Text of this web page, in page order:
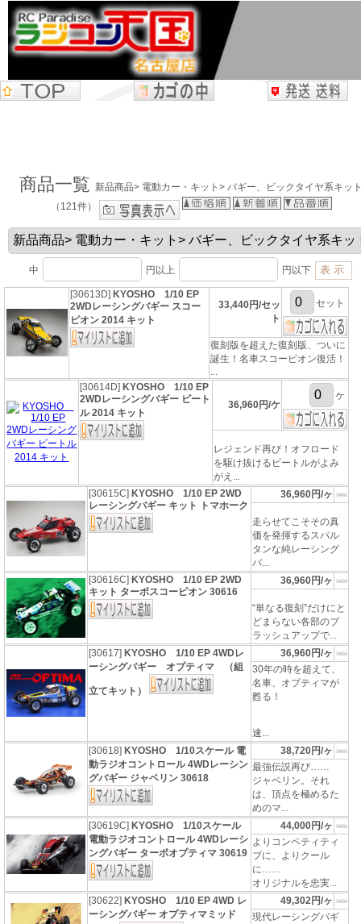
商品一覧 新品商品> 電動カー・キット> バギー、ビックタイヤ系キッ
（121件）
中 円以上 円以下
[30613D] KYOSHO 1/10 EP
2WDレーシングバギー スコー
ピオン 2014 キット
33,440円/セッ
ト
セット
復刻版を超えた復刻版、ついに
誕生！名車スコーピオン復活！
...
[30614D] KYOSHO 1/10 EP
2WDレーシングバギー ビート
ル 2014 キット
36,960円/ケ
ケ
レジェンド再び！オフロード
を駆け抜けるビートルがよみ
がえ...
[30615C] KYOSHO 1/10 EP 2WD
レーシングバギー キット トマホーク
36,960円/ヶ
走らせてこそその真
価を発揮するスパル
タンな純レーシング
バ...
[30616C] KYOSHO 1/10 EP 2WD
キット ターボスコーピオン 30616
36,960円/ヶ
“単なる復刻”だけにと
どまらない各部のブ
ラッシュアップで...
[30617] KYOSHO 1/10 EP 4WDレ
ーシングバギー オプティマ （組
立てキット）
36,960円/ヶ
30年の時を超えて、
名車、オプティマが
甦る！
速...
[30618] KYOSHO 1/10スケール 電
動ラジオコントロール 4WDレーシン
グバギー ジャベリン 30618
38,720円/ヶ
最強伝説再び……
ジャベリン。それ
は、頂点を極めるた
めのマ...
[30619C] KYOSHO 1/10スケール
電動ラジオコントロール 4WDレーシ
ングバギー ターボオプティマ 30619
44,000円/ヶ
よりコンペティティ
ブに、よりクール
に……
オリジナルを忠実...
[30622] KYOSHO 1/10 EP 4WD レ
ーシングバギー オプティマミッド
49,302円/ヶ
現代レーシングバギ